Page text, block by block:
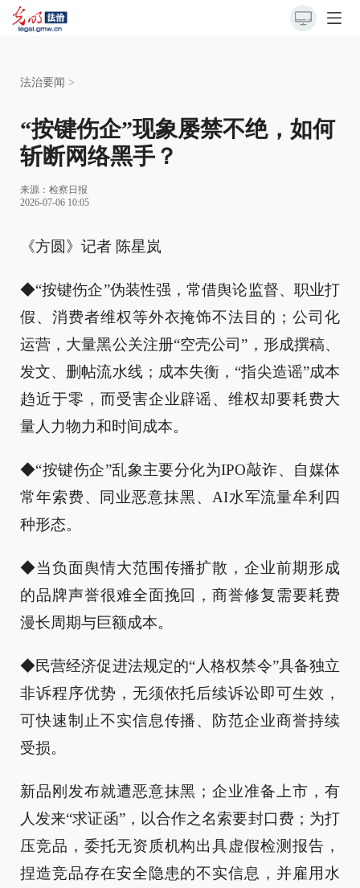
法治要闻 >
“按键伤企”现象屡禁不绝，如何
斩断网络黑手？
来源： 检察日报
2026-07-06 10:05
《方圆》记者 陈星岚
◆“按键伤企”伪装性强，常借舆论监督、职业打
假、消费者维权等外衣掩饰不法目的；公司化
运营，大量黑公关注册“空壳公司”，形成撰稿、
发文、删帖流水线；成本失衡，“指尖造谣”成本
趋近于零，而受害企业辟谣、维权却要耗费大
量人力物力和时间成本。
◆“按键伤企”乱象主要分化为IPO敲诈、自媒体
常年索费、同业恶意抹黑、AI水军流量牟利四
种形态。
◆当负面舆情大范围传播扩散，企业前期形成
的品牌声誉很难全面挽回，商誉修复需要耗费
漫长周期与巨额成本。
◆民营经济促进法规定的“人格权禁令”具备独立
非诉程序优势，无须依托后续诉讼即可生效，
可快速制止不实信息传播、防范企业商誉持续
受损。
新品刚发布就遭恶意抹黑；企业准备上市，有
人发来“求证函”，以合作之名索要封口费；为打
压竞品，委托无资质机构出具虚假检测报告，
捏造竞品存在安全隐患的不实信息，并雇用水